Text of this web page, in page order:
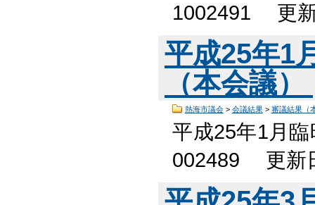
1002491 更
平成25年1
（本会議）
熱海市議会> 会議結果> 審議結果（
平成25年1月
002489 更新